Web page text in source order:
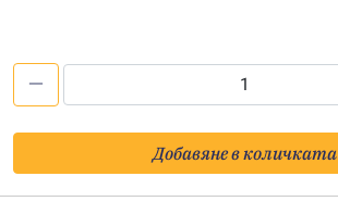
Мулине
DMC
Добавяне в количката